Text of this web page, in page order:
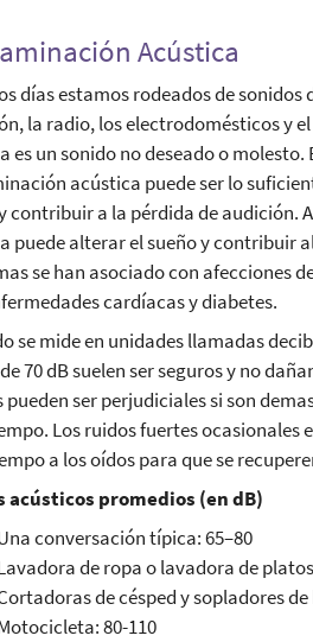
Acústica
días estamos rodeados de
la radio, los electrodomésticos y
es un sonido no deseado o molesto.
acústica puede ser lo
contribuir a la pérdida de audición.
puede alterar el sueño y contribuir
se han asociado con afecciones
cardíacas y diabetes.
se mide en unidades llamadas
70 dB suelen ser seguros y no
pueden ser perjudiciales si son
Los ruidos fuertes ocasionales
a los oídos para que se
acústicos promedios (en dB)
conversación típica: 65–80
de ropa o lavadora de
de césped y sopladores
80-110